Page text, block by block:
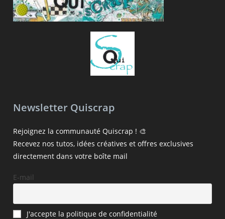
Newsletter Quiscrap
Rejoignez la communauté Quiscrap ! 🎨
Recevez nos tutos, idées créatives et offres exclusives
directement dans votre boîte mail
E-mail
J'accepte la politique de confidentialité